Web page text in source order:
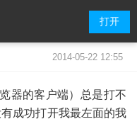
打开
2014-05-22 12:55
器的客户端）总是打不
成功打开我最左面的我